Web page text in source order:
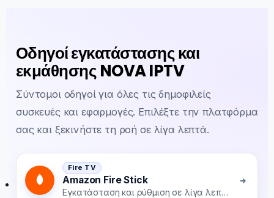
Οδηγοί εγκατάστασης και
εκμάθησης NOVA IPTV
Σύντομοι οδηγοί για όλες τις δημοφιλείς
συσκευές και εφαρμογές. Επιλέξτε την πλατφόρμα
σας και ξεκινήστε τη ροή σε λίγα λεπτά.
Fire TV
Amazon Fire Stick
Εγκατάσταση και ρύθμιση σε λίγα λεπτά